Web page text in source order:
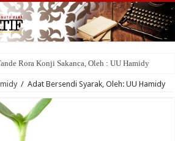
Rora Konji Sakanca, Oleh : UU Hamidy
/ Adat Bersendi Syarak, Oleh: UU Hamidy